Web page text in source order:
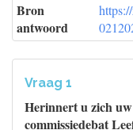
Bron
antwoord
Vraag 1
Herinnert u zich
commissiedebat